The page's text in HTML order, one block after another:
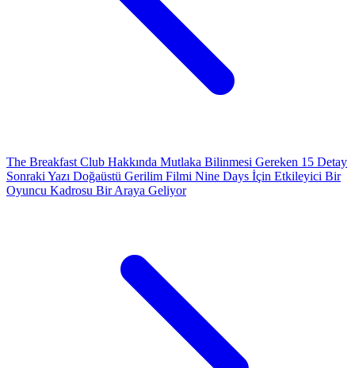
The Breakfast Club Hakkında Mutlaka Bilinmesi Gereken 15 Detay
Sonraki Yazı Doğaüstü Gerilim Filmi Nine Days İçin Etkileyici Bir
Oyuncu Kadrosu Bir Araya Geliyor